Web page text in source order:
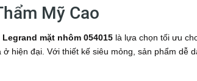
Mỹ Cao
Legrand mặt nhôm 054015 là lựa chọn tối ưu
ở hiện đại. Với thiết kế siêu mỏng, sản phẩm dễ